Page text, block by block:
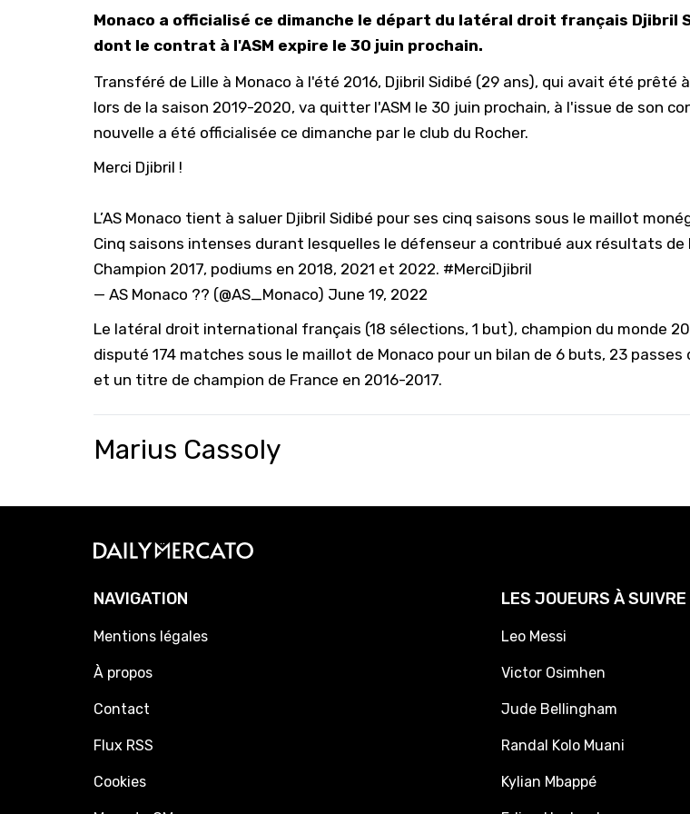
Monaco a officialisé ce dimanche le départ du latéral droit français Djibril
dont le contrat à l'ASM expire le 30 juin prochain.
Transféré de Lille à Monaco à l'été 2016, Djibril Sidibé (29 ans), qui avait été prêté
lors de la saison 2019-2020, va quitter l'ASM le 30 juin prochain, à l'issue de son
nouvelle a été officialisée ce dimanche par le club du Rocher.
Merci Djibril !
L’AS Monaco tient à saluer Djibril Sidibé pour ses cinq saisons sous le maillot
Cinq saisons intenses durant lesquelles le défenseur a contribué aux résultats de
Champion 2017, podiums en 2018, 2021 et 2022. #MerciDjibril
— AS Monaco ?? (@AS_Monaco) June 19, 2022
Le latéral droit international français (18 sélections, 1 but), champion du monde
disputé 174 matches sous le maillot de Monaco pour un bilan de 6 buts, 23 passes
et un titre de champion de France en 2016-2017.
Marius Cassoly
NAVIGATION
Mentions légales
À propos
Contact
Flux RSS
Cookies
LES JOUEURS À SUIVRE
Leo Messi
Victor Osimhen
Jude Bellingham
Randal Kolo Muani
Kylian Mbappé